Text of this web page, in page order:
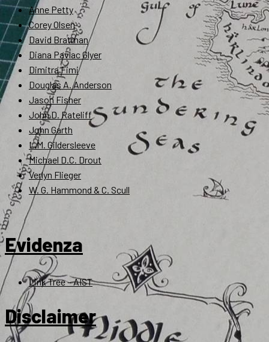
Anne Petty
Corey Olsen
David Bratman
Diana Pavlac Glyer
Dimitra Fimi
Douglas A. Anderson
Jason Fisher
John D. Rateliff
John Garth
L.M. Gildersleeve
Michael D.C. Drout
Verlyn Flieger
W. G. Hammond & C. Scull
Evidenza
Link Tree – AIST
Disclaimer